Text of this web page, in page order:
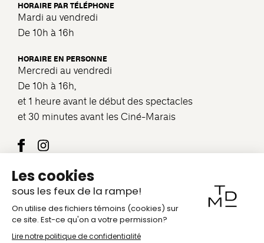
HORAIRE PAR TÉLÉPHONE
Mardi au vendredi
De 10h à 16h
HORAIRE EN PERSONNE
Mercredi au vendredi
De 10h à 16h,
et 1 heure avant le début des spectacles
et 30 minutes avant les Ciné-Marais
Nous joindre
COURRIEL